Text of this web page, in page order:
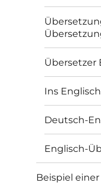
Übersetzer
Ins
Deutsch-
Englisch-
Beispiel